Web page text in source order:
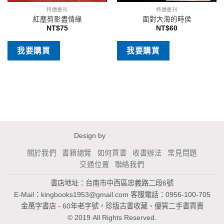
特價書刊
紅塵剪影盡情緣
NT$75
我要購買
特價書刊
面對大海的時侯
NT$60
我要購買
Design by
關於我們 書籍總覽 如何買書 收書辦法
常見問題
交通位置
聯絡我們
書店地址：台南市中西區忠義路二段6號
E-Mail： kingbooks1953@gmail.com 客服電話：0956-100-705
金萬字書店 - 60年老字號，珍版古書收藏、優質二手書買賣
© 2019 All Rights Reserved.